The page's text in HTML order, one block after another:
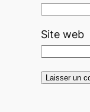
Site web